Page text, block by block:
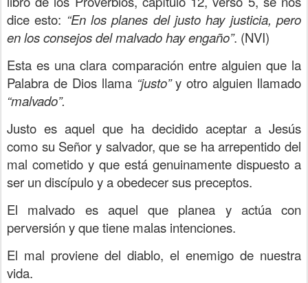
dice esto: “En los planes del justo hay justicia, pero
en los consejos del malvado hay engaño”. (NVI)
Esta es una clara comparación entre alguien que la
Palabra de Dios llama “justo”y otro alguien llamado
“malvado”.
Justo es aquel que ha decidido aceptar a Jesús
como su Señor y salvador, que se ha arrepentido del
mal cometido y que está genuinamente dispuesto a
ser un discípulo y a obedecer sus preceptos.
El malvado es aquel que planea y actúa con
perversión y que tiene malas intenciones.
El mal proviene del diablo, el enemigo de nuestra
vida.